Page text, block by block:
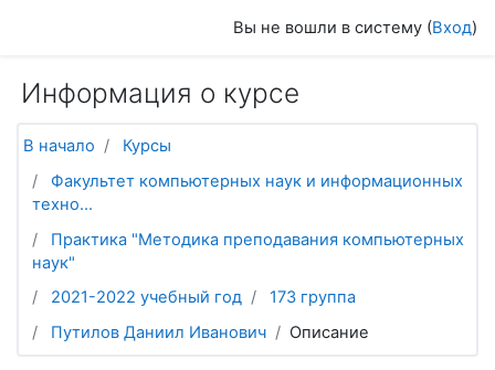
Вы не вошли в систему (Вход)
Информация о курсе
В начало
Курсы
Факультет компьютерных наук и информационных
техно...
Практика "Методика преподавания компьютерных
наук"
2021-2022 учебный год
173 группа
Путилов Даниил Иванович
Описание